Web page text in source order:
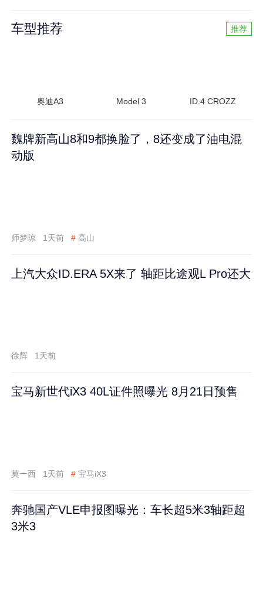
车型推荐 推荐
奥迪A3 Model 3 ID.4 CROZZ
魏牌新高山8和9都换脸了，8还变成了油电混
动版
师梦琼 1天前 # 高山
上汽大众ID.ERA 5X来了 轴距比途观L Pro还大
徐辉 1天前
宝马新世代iX3 40L证件照曝光 8月21日预售
莫一西 1天前 # 宝马iX3
奔驰国产VLE申报图曝光：车长超5米3轴距超
3米3